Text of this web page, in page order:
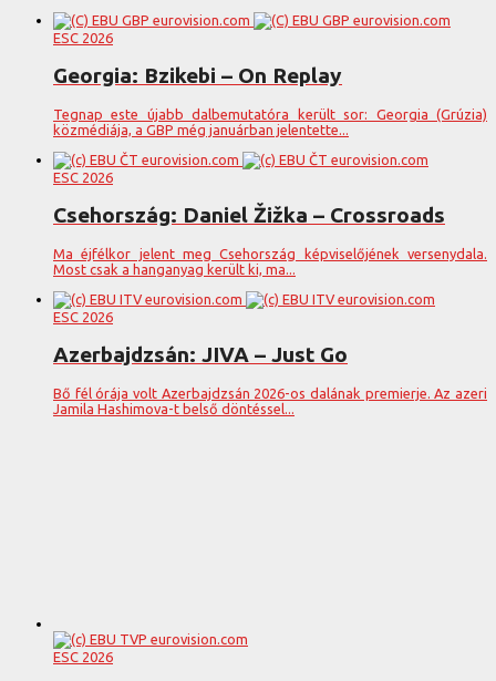
ESC 2026
Georgia: Bzikebi – On Replay
Tegnap este újabb dalbemutatóra került sor: Georgia (Grúzia)
közmédiája, a GBP még januárban jelentette...
ESC 2026
Csehország: Daniel Žižka – Crossroads
Ma éjfélkor jelent meg Csehország képviselőjének versenydala.
Most csak a hanganyag került ki, ma...
ESC 2026
Azerbajdzsán: JIVA – Just Go
Bő fél órája volt Azerbajdzsán 2026-os dalának premierje. Az azeri
Jamila Hashimova-t belső döntéssel...
ESC 2026